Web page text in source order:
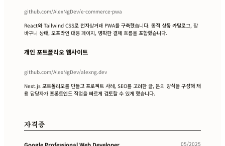
github.com/AlexNgDev/e-commerce-pwa
React와 Tailwind CSS로 전자상거래 PWA를 구축했습니다. 동적 상품 카탈로그, 장
바구니 상태, 오프라인 대응 페이지, 명확한 결제 흐름을 포함했습니다.
개인 포트폴리오 웹사이트
github.com/AlexNgDev/alexng.dev
Next.js 포트폴리오를 만들고 프로젝트 사례, SEO를 고려한 글, 문의 양식을 구성해 채
용 담당자가 프론트엔드 작업을 빠르게 검토할 수 있게 했습니다.
자격증
Google Professional Web Developer 05/2025